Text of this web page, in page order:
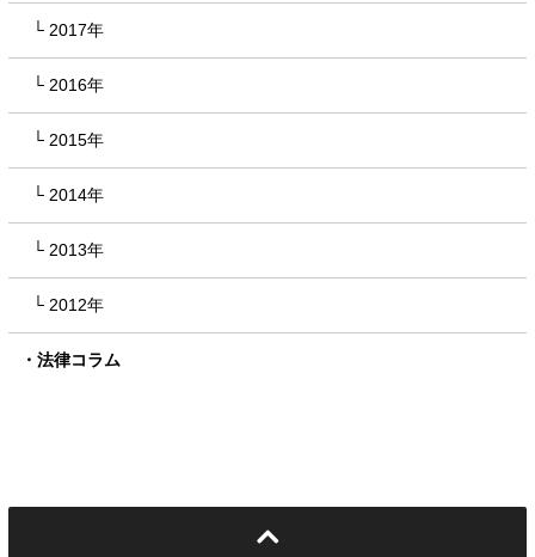
2017年
2016年
2015年
2014年
2013年
2012年
法律コラム